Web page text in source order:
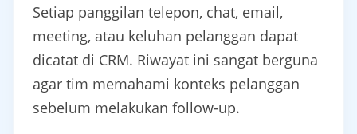
Setiap panggilan telepon, chat, email,
meeting, atau keluhan pelanggan dapat
dicatat di CRM. Riwayat ini sangat berguna
agar tim memahami konteks pelanggan
sebelum melakukan follow-up.